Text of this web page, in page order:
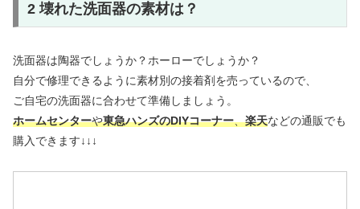
2 壊れた洗面器の素材は？
洗面器は陶器でしょうか？ホーローでしょうか？
自分で修理できるように素材別の接着剤を売っているので、
ご自宅の洗面器に合わせて準備しましょう。
ホームセンターや東急ハンズのDIYコーナー、楽天などの通販でも
購入できます↓↓↓